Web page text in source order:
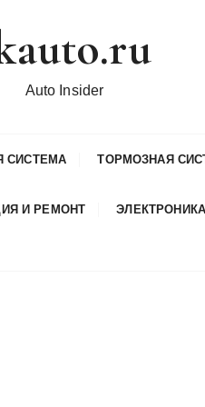
Auto Insider
СИСТЕМА ТОРМОЗНАЯ
И РЕМОНТ ЭЛЕКТРОНИКА